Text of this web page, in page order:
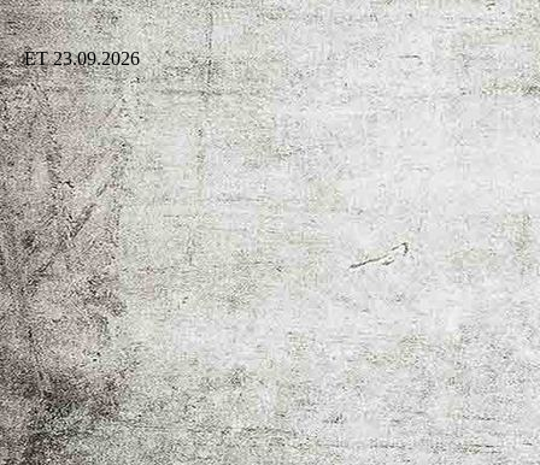
ET 23.09.2026